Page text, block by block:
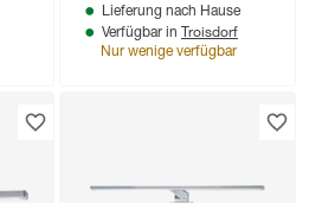
Lieferung nach Hause
Verfügbar in Troisdorf
Nur wenige verfügbar